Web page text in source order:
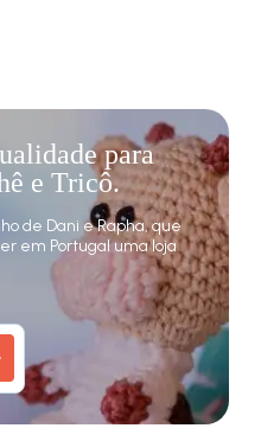
para
e Tricô.
de Dani e Rapha, que
em Portugal uma loja